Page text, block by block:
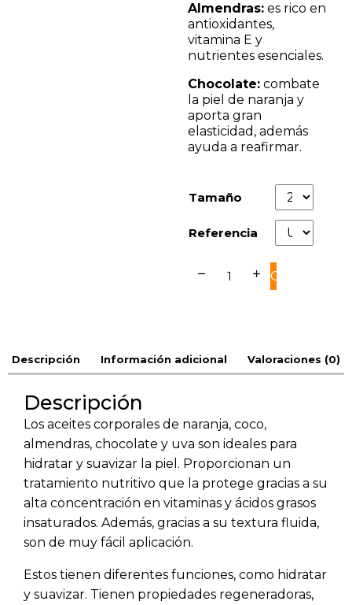
Almendras: es rico en
antioxidantes,
vitamina E y
nutrientes esenciales.
Chocolate: combate
la piel de naranja y
aporta gran
elasticidad, además
ayuda a reafirmar.
Tamaño
Referencia
remove add COMPRAR
Descripción Información adicional Valoraciones (0)
Descripción
Los aceites corporales de naranja, coco,
almendras, chocolate y uva son ideales para
hidratar y suavizar la piel. Proporcionan un
tratamiento nutritivo que la protege gracias a su
alta concentración en vitaminas y ácidos grasos
insaturados. Además, gracias a su textura fluida,
son de muy fácil aplicación.
Estos tienen diferentes funciones, como hidratar
y suavizar. Tienen propiedades regeneradoras,